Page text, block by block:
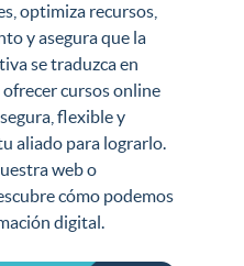
optimiza recursos,
y asegura que la
se traduzca en
cursos online
flexible y
aliado para lograrlo.
web o
cómo podemos
digital.